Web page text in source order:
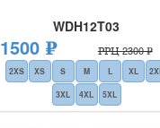
WDH12T03
1500 ₽ РРЦ 2300 ₽
2XS XS S M L XL
3XL
4XL 5XL